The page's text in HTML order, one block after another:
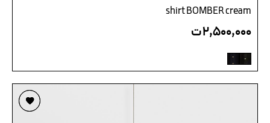
shirt BOMBER cream
۲,۵۰۰,۰۰۰ت